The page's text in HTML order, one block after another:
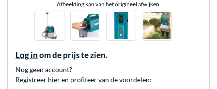
Afbeelding kan van het origineel afwijken.
Log in om de prijs te zien.
Nog geen account?
Registreer hieren profiteer van de voordelen: